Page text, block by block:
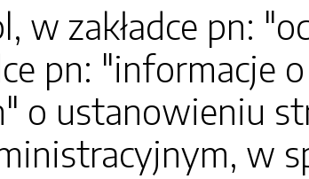
w zakładce pn:
pn: "informacje
o ustanowieniu
w